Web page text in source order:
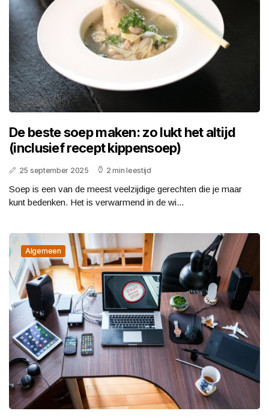
De beste soep maken: zo lukt het altijd
(inclusief recept kippensoep)
25 september 2025 2 min leestijd
Soep is een van de meest veelzijdige gerechten die je maar
kunt bedenken. Het is verwarmend in de wi...
Algemeen